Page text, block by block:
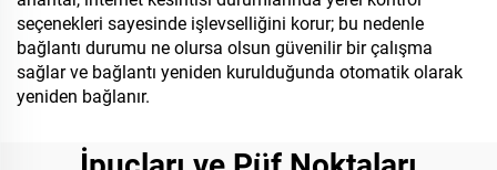
seçenekleri sayesinde işlevselliğini korur; bu nedenle
bağlantı durumu ne olursa olsun güvenilir bir çalışma
sağlar ve bağlantı yeniden kurulduğunda otomatik olarak
yeniden bağlanır.